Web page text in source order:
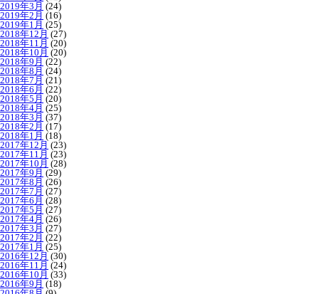
2019年3月 (24)
2019年2月 (16)
2019年1月 (25)
2018年12月 (27)
2018年11月 (20)
2018年10月 (20)
2018年9月 (22)
2018年8月 (24)
2018年7月 (21)
2018年6月 (22)
2018年5月 (20)
2018年4月 (25)
2018年3月 (37)
2018年2月 (17)
2018年1月 (18)
2017年12月 (23)
2017年11月 (23)
2017年10月 (28)
2017年9月 (29)
2017年8月 (26)
2017年7月 (27)
2017年6月 (28)
2017年5月 (27)
2017年4月 (26)
2017年3月 (27)
2017年2月 (22)
2017年1月 (25)
2016年12月 (30)
2016年11月 (24)
2016年10月 (33)
2016年9月 (18)